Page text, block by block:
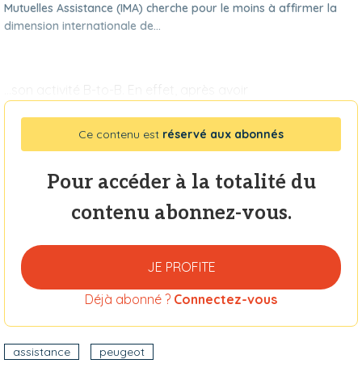
Mutuelles Assistance (IMA) cherche pour le moins à affirmer la
dimension internationale de...
Ce contenu est réservé aux abonnés
Pour accéder à la totalité du
contenu abonnez-vous.
JE PROFITE
Déjà abonné ? Connectez-vous
assistance peugeot